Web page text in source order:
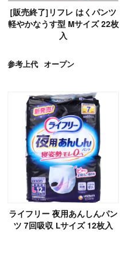
[販売終了]リフレ はくパンツ
軽やかなうす型 Mサイズ 22枚
入
参考上代 オープン
ライフリー 夜用あんしんパン
ツ 7回吸収 Lサイズ 12枚入